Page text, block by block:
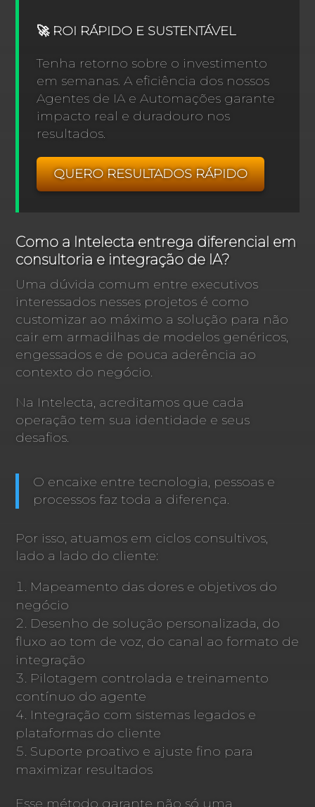
🚀 ROI RÁPIDO E SUSTENTÁVEL
Tenha retorno sobre o investimento
em semanas. A eficiência dos nossos
Agentes de IA e Automações garante
impacto real e duradouro nos
resultados.
QUERO RESULTADOS RÁPIDO
Como a Intelecta entrega diferencial em
consultoria e integração de IA?
Uma dúvida comum entre executivos
interessados nesses projetos é como
customizar ao máximo a solução para não
cair em armadilhas de modelos genéricos,
engessados e de pouca aderência ao
contexto do negócio.
Na Intelecta, acreditamos que cada
operação tem sua identidade e seus
desafios.
O encaixe entre tecnologia, pessoas e
processos faz toda a diferença.
Por isso, atuamos em ciclos consultivos,
lado a lado do cliente:
Mapeamento das dores e objetivos do
negócio
Desenho de solução personalizada, do
fluxo ao tom de voz, do canal ao formato de
integração
Pilotagem controlada e treinamento
contínuo do agente
Integração com sistemas legados e
plataformas do cliente
Suporte proativo e ajuste fino para
maximizar resultados
Esse método garante não só uma